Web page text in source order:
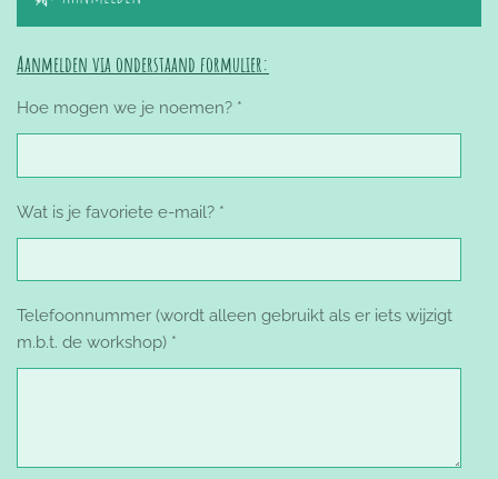
Aanmelden via onderstaand formulier:
Hoe mogen we je noemen? *
Wat is je favoriete e-mail? *
Telefoonnummer (wordt alleen gebruikt als er iets wijzigt
m.b.t. de workshop) *